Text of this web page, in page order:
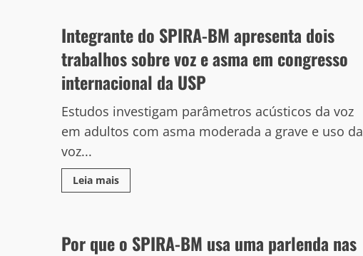
Integrante do SPIRA-BM apresenta dois
trabalhos sobre voz e asma em congresso
internacional da USP
Estudos investigam parâmetros acústicos da voz
em adultos com asma moderada a grave e uso da
voz...
Leia mais
Por que o SPIRA-BM usa uma parlenda nas